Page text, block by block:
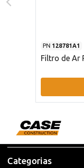
PN 128781A1
Filtro de Ar
Categorias